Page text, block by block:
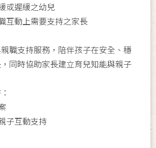
或遲緩之幼兒
互動上需要支持之家長
職支持服務，陪伴孩子在安全、穩
同時協助家長建立育兒知能與親子
子互動支持